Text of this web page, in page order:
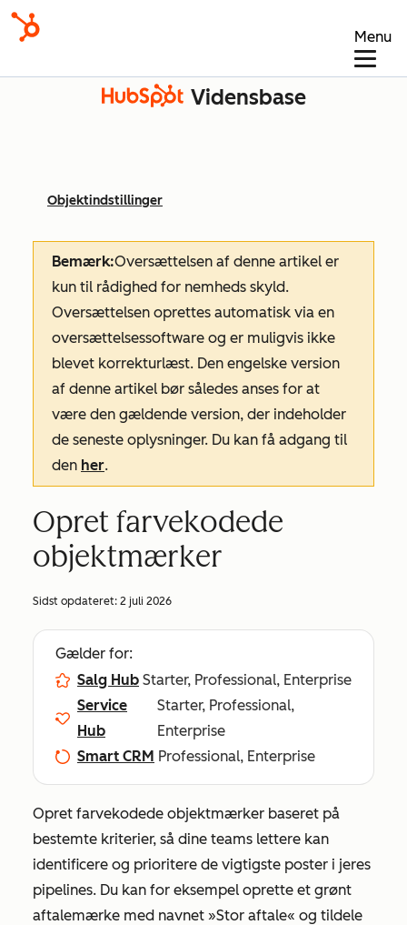
Menu
Vidensbase
Objektindstillinger
Bemærk:Oversættelsen af denne artikel er
kun til rådighed for nemheds skyld.
Oversættelsen oprettes automatisk via en
oversættelsessoftware og er muligvis ikke
blevet korrekturlæst. Den engelske version
af denne artikel bør således anses for at
være den gældende version, der indeholder
de seneste oplysninger. Du kan få adgang til
den her.
Opret farvekodede
objektmærker
Sidst opdateret: 2 juli 2026
Gælder for:
Salg Hub Starter, Professional, Enterprise
Service
Hub
Starter, Professional,
Enterprise
Smart CRM Professional, Enterprise
Opret farvekodede objektmærker baseret på
bestemte kriterier, så dine teams lettere kan
identificere og prioritere de vigtigste poster i jeres
pipelines. Du kan for eksempel oprette et grønt
aftalemærke med navnet »Stor aftale« og tildele